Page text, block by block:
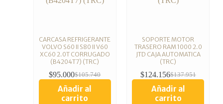
CARCASA REFRIGERANTE
VOLVO S60 II S80 II V60
XC60 2.0T CORRUGADO
(B4204T7) (TRC)
$105.740
$95.000
Añadir al
carrito
SOPORTE MOTOR
TRASERO RAM 1000 2.0
JTD CAJA AUTOMATICA
(TRC)
$137.951
$124.156
Añadir al
carrito